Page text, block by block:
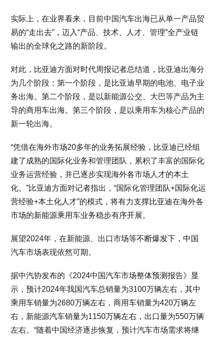
实际上，在业界看来，目前中国汽车出海已从单一产品贸
易的“走出去”，迈入“产品、技术、人才、管理”全产业链
输出的全球化之路的新阶段。
对此，比亚迪方面对时代周报记者总结道，比亚迪出海分
为几个阶段：第一个阶段，是比亚迪早期的电池、电子业
务出海。第二个阶段，是以新能源公交、大巴等产品为主
导的商用车出海。第三个阶段，是以乘用车为核心产品的
新一轮出海。
“凭借在海外市场20多年的业务拓展经验，比亚迪已经组
建了成熟的国际化业务和管理团队，累积了丰富的国际化
业务运营经验，并已逐步实现海外各市场人才的本土
化。”比亚迪方面对记者指出，“国际化管理团队+国际化运
营经验+本土化人才”的模式，将有力支撑比亚迪在海外各
市场的新能源乘用车业务稳步有序开展。
展望2024年，在新能源、出口市场等不断爆发下，中国
汽车市场表现依然可期。
据中汽协发布的《2024中国汽车市场整体预测报告》显
示，预计2024年我国汽车总销量为3100万辆左右，其中
乘用车销量为2680万辆左右，商用车销量为420万辆左
右，新能源汽车销量为1150万辆左右，出口量为550万辆
左右。“随着中国经济逐步恢复，预计汽车市场需求将继